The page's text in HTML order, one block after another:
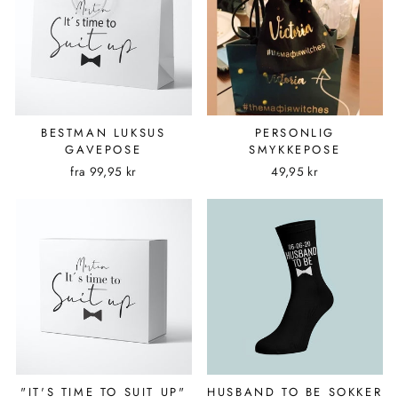
BESTMAN LUKSUS
GAVEPOSE
fra 99,95 kr
PERSONLIG
SMYKKEPOSE
49,95 kr
"IT'S TIME TO SUIT UP" HUSBAND TO BE SOKKER